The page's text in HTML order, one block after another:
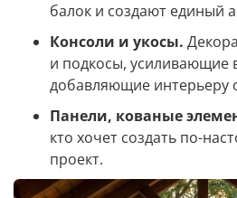
балок и создают единый
Консоли и укосы.
и подкосы, усиливающие
добавляющие интерьеру
Панели, кованые
кто хочет создать по-
проект.